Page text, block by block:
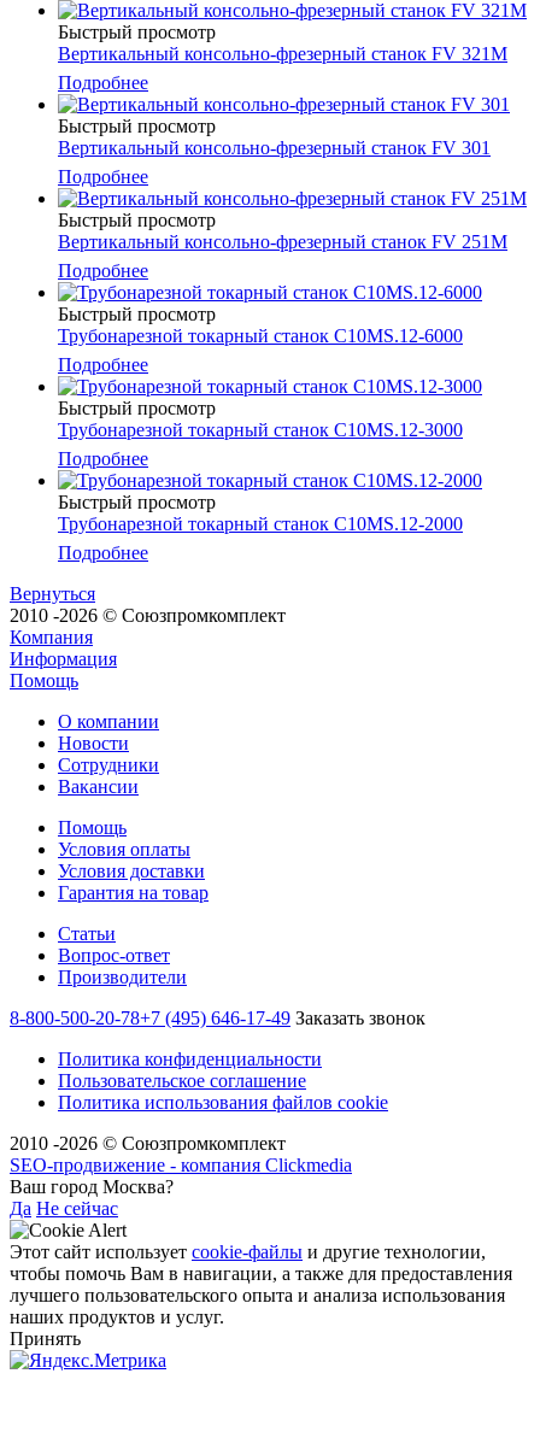
Быстрый просмотр
Вертикальный консольно-фрезерный станок FV 321М
Подробнее
Быстрый просмотр
Вертикальный консольно-фрезерный станок FV 301
Подробнее
Быстрый просмотр
Вертикальный консольно-фрезерный станок FV 251M
Подробнее
Быстрый просмотр
Трубонарезной токарный станок C10MS.12-6000
Подробнее
Быстрый просмотр
Трубонарезной токарный станок C10MS.12-3000
Подробнее
Быстрый просмотр
Трубонарезной токарный станок C10MS.12-2000
Подробнее
Вернуться
2010 -2026 © Союзпромкомплект
Компания
Информация
Помощь
О компании
Новости
Сотрудники
Вакансии
Помощь
Условия оплаты
Условия доставки
Гарантия на товар
Статьи
Вопрос-ответ
Производители
8-800-500-20-78+7 (495) 646-17-49 Заказать звонок
Политика конфиденциальности
Пользовательское соглашение
Политика использования файлов cookie
2010 -2026 © Союзпромкомплект
SEO-продвижение - компания Clickmedia
Ваш город Москва?
Да Не сейчас
Этот сайт использует cookie-файлы и другие технологии,
чтобы помочь Вам в навигации, а также для предоставления
лучшего пользовательского опыта и анализа использования
наших продуктов и услуг.
Принять